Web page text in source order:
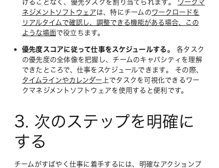
けることなく、優先タスクを割り当てられます。
ワークマ
ネジメントソフトウェアは、特にチームの ワークロードを
リアルタイムで確認し、調整できる機能がある場合、この
ような場面で役立ちます。
優先度スコアに従って仕事をスケジュールする。
各タスク
の優先度の全体像を把握し、チームのキャパシティを理解
できたところで、仕事をスケジュールできます。 その際、
タイムラインやカレンダー 上でタスクを可視化できるワー
クマネジメントソフトウェアを使用すると便利です。
3. 次のステップを明確に
する
チームがすばやく仕事に着手するには、明確なアクションプ